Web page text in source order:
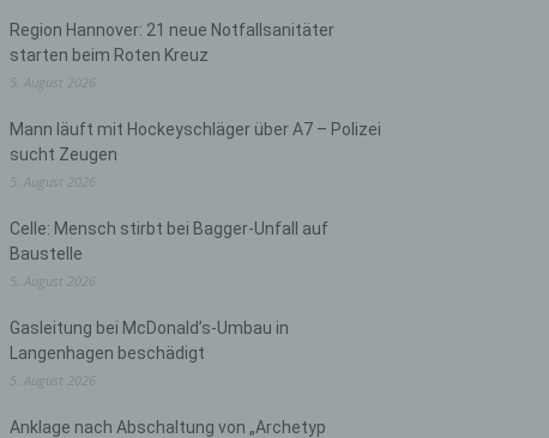
Region Hannover: 21 neue Notfallsanitäter
starten beim Roten Kreuz
5. August 2026
Mann läuft mit Hockeyschläger über A7 – Polizei
sucht Zeugen
5. August 2026
Celle: Mensch stirbt bei Bagger-Unfall auf
Baustelle
5. August 2026
Gasleitung bei McDonald’s-Umbau in
Langenhagen beschädigt
5. August 2026
Anklage nach Abschaltung von „Archetyp